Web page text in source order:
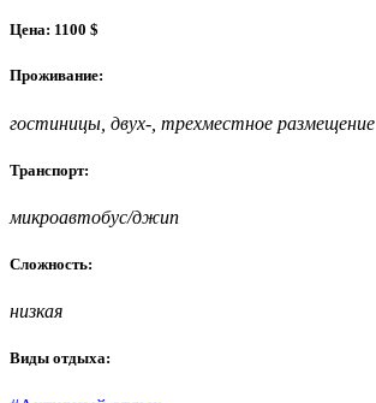
Цена: 1100 $
Проживание:
гостиницы, двух-, трехместное размещение
Транспорт:
микроавтобус/джип
Сложность:
низкая
Виды отдыха: